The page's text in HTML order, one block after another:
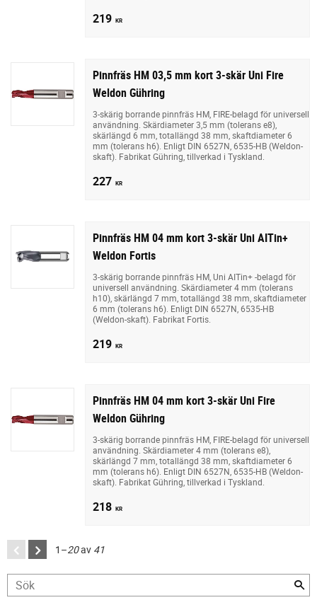
219 KR
Pinnfräs HM 03,5 mm kort 3-skär Uni Fire
Weldon Gühring
3-skärig borrande pinnfräs HM, FIRE-belagd för universell
användning. Skärdiameter 3,5 mm (tolerans e8),
skärlängd 6 mm, totallängd 38 mm, skaftdiameter 6
mm (tolerans h6). Enligt DIN 6527N, 6535-HB (Weldon-
skaft). Fabrikat Gühring, tillverkad i Tyskland.
227 KR
Pinnfräs HM 04 mm kort 3-skär Uni AITin+
Weldon Fortis
3-skärig borrande pinnfräs HM, Uni AITin+ -belagd för
universell användning. Skärdiameter 4 mm (tolerans
h10), skärlängd 7 mm, totallängd 38 mm, skaftdiameter
6 mm (tolerans h6). Enligt DIN 6527N, 6535-HB
(Weldon-skaft). Fabrikat Fortis.
219 KR
Pinnfräs HM 04 mm kort 3-skär Uni Fire
Weldon Gühring
3-skärig borrande pinnfräs HM, FIRE-belagd för universell
användning. Skärdiameter 4 mm (tolerans e8),
skärlängd 7 mm, totallängd 38 mm, skaftdiameter 6
mm (tolerans h6). Enligt DIN 6527N, 6535-HB (Weldon-
skaft). Fabrikat Gühring, tillverkad i Tyskland.
218 KR
1–20av 41